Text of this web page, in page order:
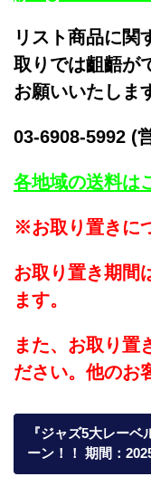
リスト商品に関
取りでは齟齬が
お願いいたしま
03-6908-5992 (
各地域の送料は
※お取り置きに
お取り置き期間
ます。
また、お取り置
ださい。他のお
『ジャズ5大レー
ーン！！ 期間：